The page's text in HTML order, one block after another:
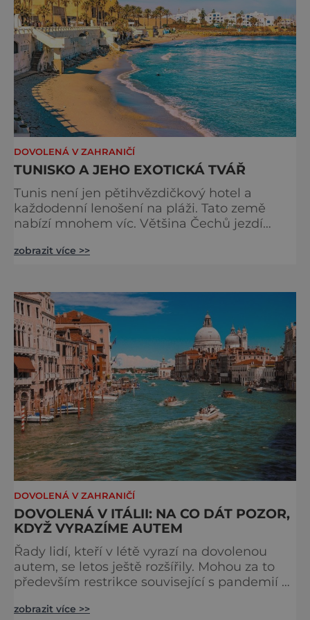
DOVOLENÁ V ZAHRANIČÍ
TUNISKO A JEHO EXOTICKÁ TVÁŘ
Tunis není jen pětihvězdičkový hotel a
každodenní lenošení na pláži. Tato země
nabízí mnohem víc. Většina Čechů jezdí
nebo Nabeulu. Milovníci klidu a historických
v opojení all inclusive, ale navštívit více
různých míst. Mezi ně určitě patří hlavní
metropole - Tunis. Je
zobrazit více >>
DOVOLENÁ V ZAHRANIČÍ
DOVOLENÁ V ITÁLII: NA CO DÁT POZOR,
KDYŽ VYRAZÍME AUTEM
Řady lidí, kteří v létě vyrazí na dovolenou
autem, se letos ještě rozšířily. Mohou za to
především restrikce související s pandemií a
autobusovými zájezdy. Oblíbenou
zobrazit více >>